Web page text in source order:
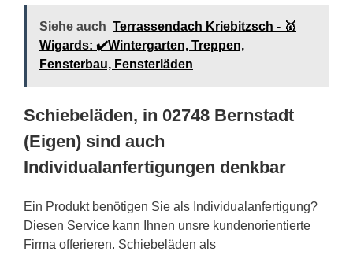
Siehe auch Terrassendach Kriebitzsch - 🥇
Wigards: ✔️Wintergarten, Treppen,
Fensterbau, Fensterläden
Schiebeläden, in 02748 Bernstadt
(Eigen) sind auch
Individualanfertigungen denkbar
Ein Produkt benötigen Sie als Individualanfertigung?
Diesen Service kann Ihnen unsre kundenorientierte
Firma offerieren. Schiebeläden als